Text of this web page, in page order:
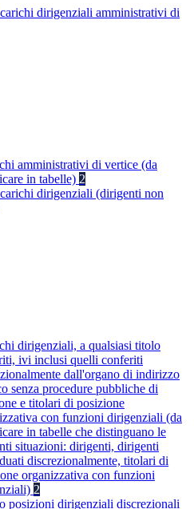
dirigenziali amministrativi di
amministrativi di vertice (da
in tabelle) 2
dirigenziali (dirigenti non
dirigenziali, a qualsiasi titolo
ivi inclusi quelli conferiti
dall'organo di indirizzo
senza procedure pubbliche di
e titolari di posizione
con funzioni dirigenziali (da
in tabelle che distinguano le
situazioni: dirigenti, dirigenti
discrezionalmente, titolari di
organizzativa con funzioni
2
posizioni dirigenziali discrezionali